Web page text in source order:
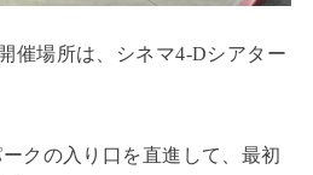
催場所は、シネマ4-Dシアター
クの入り口を直進して、最初